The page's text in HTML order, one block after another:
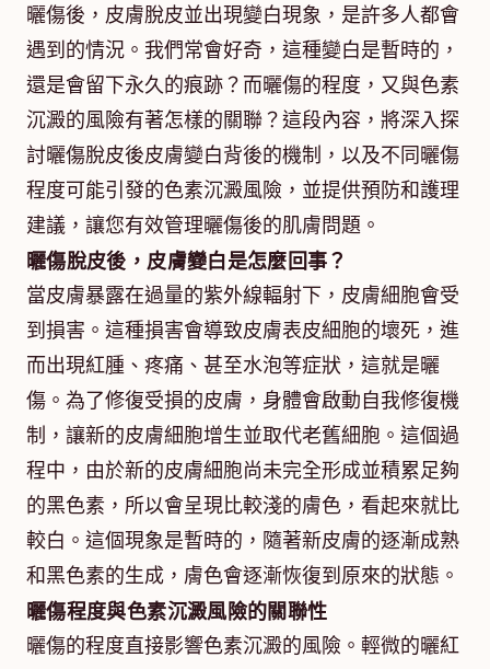
曬傷後，皮膚脫皮並出現變白現象，是許多人都會
遇到的情況。我們常會好奇，這種變白是暫時的，
還是會留下永久的痕跡？而曬傷的程度，又與色素
沉澱的風險有著怎樣的關聯？這段內容，將深入探
討曬傷脫皮後皮膚變白背後的機制，以及不同曬傷
程度可能引發的色素沉澱風險，並提供預防和護理
建議，讓您有效管理曬傷後的肌膚問題。
曬傷脫皮後，皮膚變白是怎麼回事？
當皮膚暴露在過量的紫外線輻射下，皮膚細胞會受
到損害。這種損害會導致皮膚表皮細胞的壞死，進
而出現紅腫、疼痛、甚至水泡等症狀，這就是曬
傷。為了修復受損的皮膚，身體會啟動自我修復機
制，讓新的皮膚細胞增生並取代老舊細胞。這個過
程中，由於新的皮膚細胞尚未完全形成並積累足夠
的黑色素，所以會呈現比較淺的膚色，看起來就比
較白。這個現象是暫時的，隨著新皮膚的逐漸成熟
和黑色素的生成，膚色會逐漸恢復到原來的狀態。
曬傷程度與色素沉澱風險的關聯性
曬傷的程度直接影響色素沉澱的風險。輕微的曬紅